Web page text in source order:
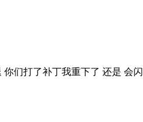
们打了补丁我重下了 还是 会